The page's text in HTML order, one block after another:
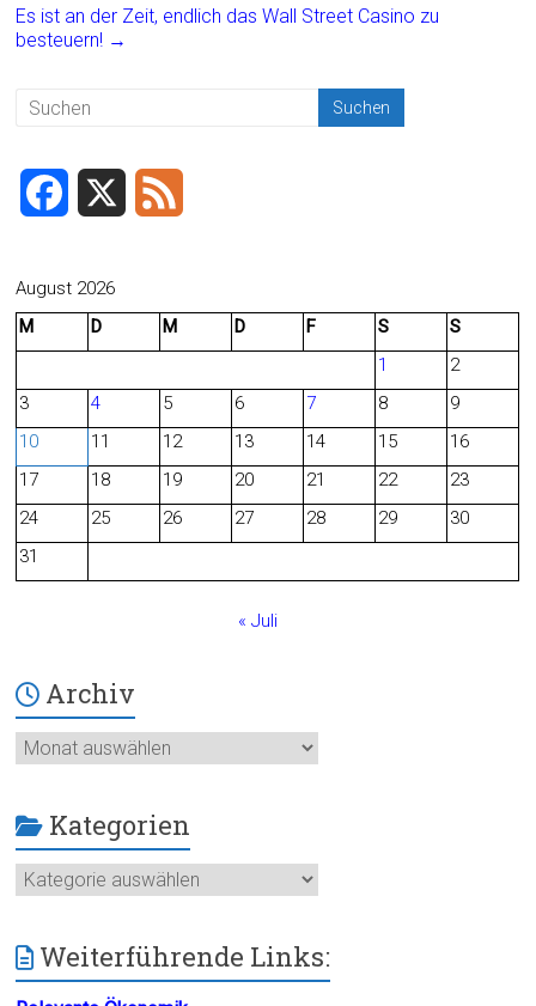
o
Es ist an der Zeit, endlich das Wall Street Casino zu
besteuern! →
c
b
o
August 2026
M
D M D F S
S
1
2
3
4 5 6 7 8
9
10
11 12 13 14 15
16
17
18 19 20 21 22
23
24
25 26 27 28 29
30
31
« Juli
Archiv
Archiv
Kategorien
Kategorien
Weiterführende Links: